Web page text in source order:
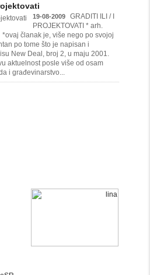
19-08-2009
GRADITI ILI / I
PROJEKTOVATI * arh.
članak je, više nego po svojoj
po tome što je napisan i
New Deal, broj 2, u maju 2001.
aktuelnost posle više od osam
i građevinarstvo...